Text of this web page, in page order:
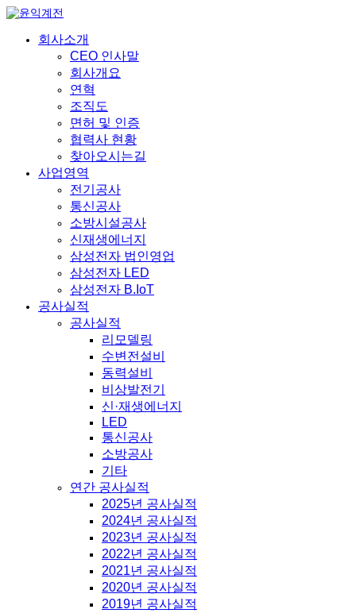
회사소개
CEO 인사말
회사개요
연혁
조직도
면허 및 인증
협력사 현황
찾아오시는길
사업영역
전기공사
통신공사
소방시설공사
신재생에너지
삼성전자 법인영업
삼성전자 LED
삼성전자 B.IoT
공사실적
공사실적
리모델링
수변전설비
동력설비
비상발전기
신·재생에너지
LED
통신공사
소방공사
기타
연간 공사실적
2025년 공사실적
2024년 공사실적
2023년 공사실적
2022년 공사실적
2021년 공사실적
2020년 공사실적
2019년 공사실적